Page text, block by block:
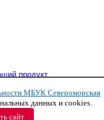
продукт
СЦБС
МБУК Североморская
данных и cookies.
сайт